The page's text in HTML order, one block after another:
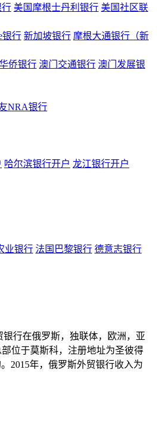
行 美国摩根士丹利银行 美国社区联
银行 新加坡银行 摩根大通银行（新
侨银行 澳门交通银行 澳门发展银
NRA银行
哈尔滨银行开户 龙江银行开户
业银行 法国巴黎银行 德意志银行
行在俄罗斯，独联体，欧洲，亚
位于莫斯科，注册地址为圣彼得
2015年，俄罗斯外贸银行收入为